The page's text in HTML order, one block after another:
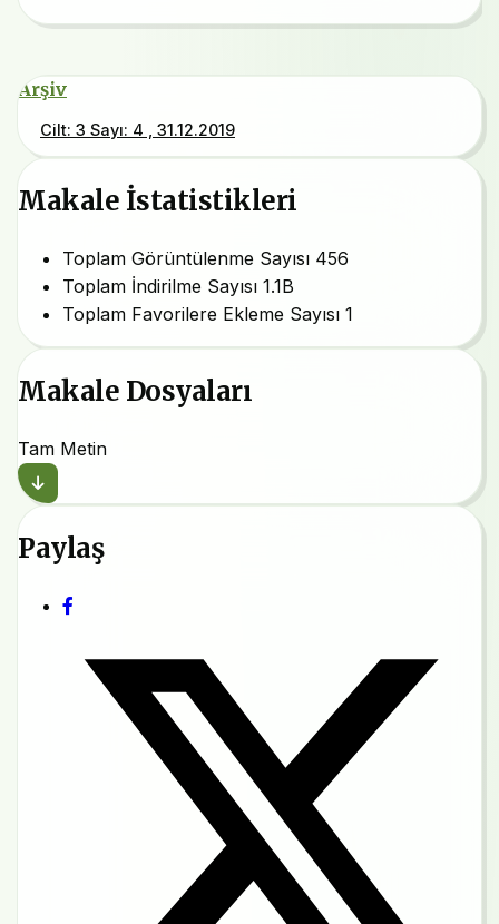
Arşiv
Cilt: 3 Sayı: 4 , 31.12.2019
Makale İstatistikleri
Toplam Görüntülenme Sayısı 456
Toplam İndirilme Sayısı 1.1B
Toplam Favorilere Ekleme Sayısı 1
Makale Dosyaları
Tam Metin
Paylaş